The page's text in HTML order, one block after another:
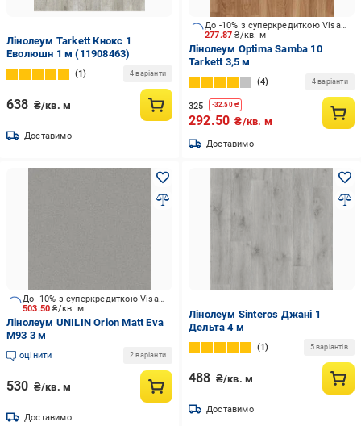
Лінолеум Tarkett Кнокс 1
Еволюшн 1 м (11908463)
1 4 варіанти
638 ₴/кв. м
Доставимо
277.87₴/кв. м
До -10% з суперкредиткою Visa Вигода
Лінолеум Optima Samba 10
Tarkett 3,5 м
4 4 варіанти
325 -32.50₴
292.50 ₴/кв. м
Доставимо
503.50₴/кв. м
До -10% з суперкредиткою Visa Вигода
Лінолеум UNILIN Orion Matt Eva
M93 3 м
оцінити 2 варіанти
530 ₴/кв. м
Доставимо
Лінолеум Sinteros Джані 1
Дельта 4 м
1 5 варіантів
488 ₴/кв. м
Доставимо